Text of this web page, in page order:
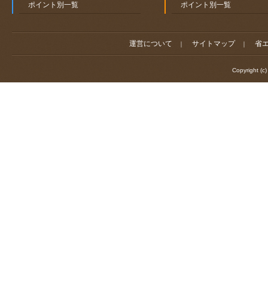
ポイント別一覧 ポイント別一覧
運営について ｜ サイトマップ ｜ 省
Copyright